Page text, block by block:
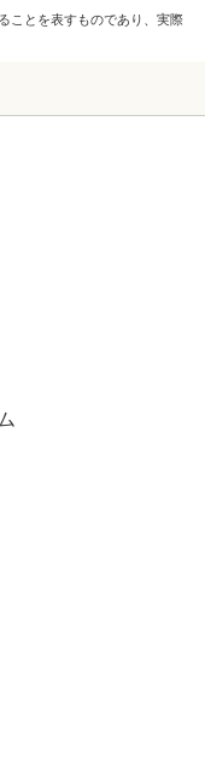
ことを表すものであり、実際